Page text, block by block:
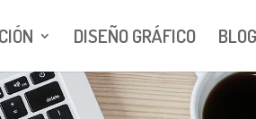
DISEÑO GRÁFICO BLOG